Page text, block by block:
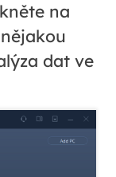
na
dat ve